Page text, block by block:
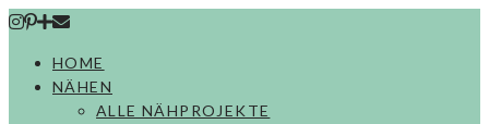
Skip
contentHOME
NÄHEN
ALLE NÄHPROJEKTE